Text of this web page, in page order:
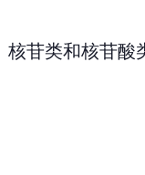
核苷类和核苷酸